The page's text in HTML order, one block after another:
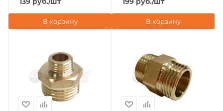
В корзину В корзину